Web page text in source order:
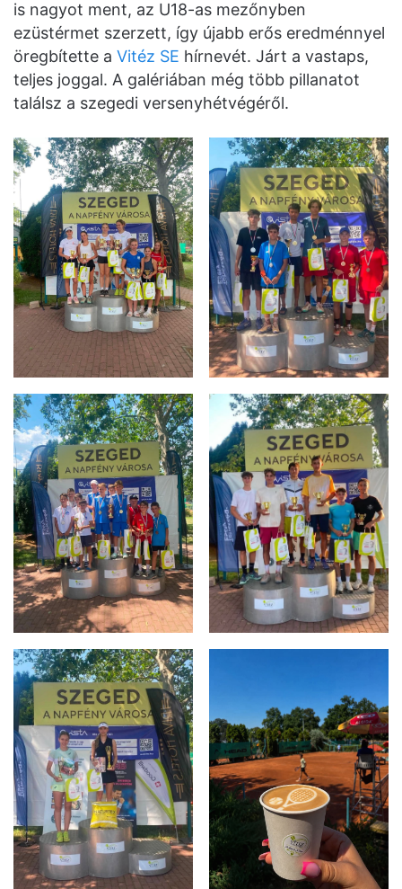
is nagyot ment, az U18-as mezőnyben
ezüstérmet szerzett, így újabb erős eredménnyel
öregbítette a Vitéz SE hírnevét. Járt a vastaps,
teljes joggal. A galériában még több pillanatot
találsz a szegedi versenyhétvégéről.